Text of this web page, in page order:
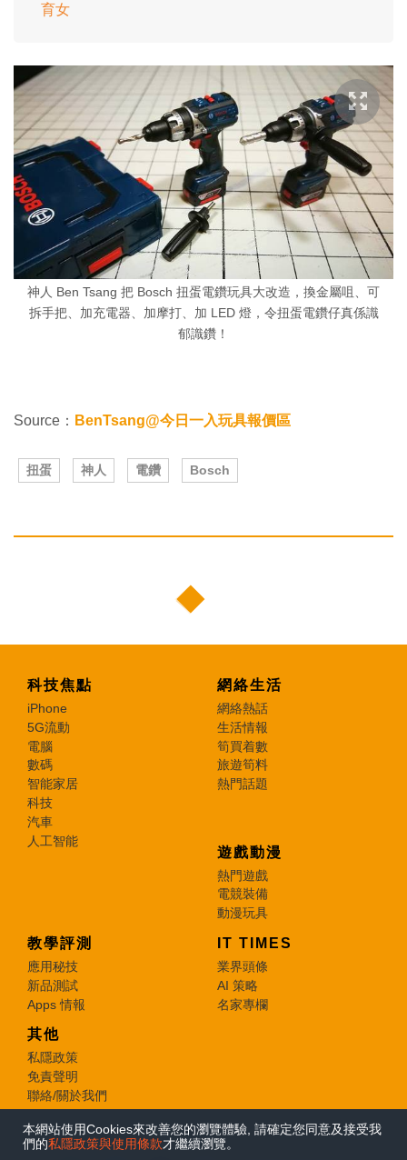
本網站使用Cookies來改善您的瀏覽體驗, 請確定您同意及接受我
們的私隱政策與使用條款才繼續瀏覽。
育女
神人 Ben Tsang 把 Bosch 扭蛋電鑽玩具大改造，換金屬咀、可
拆手把、加充電器、加摩打、加 LED 燈，令扭蛋電鑽仔真係識
郁識鑽！
Source： BenTsang@今日一入玩具報價區
扭蛋 神人 電鑽 Bosch
科技焦點
iPhone
5G流動
電腦
數碼
智能家居
科技
汽車
人工智能
網絡生活
網絡熱話
生活情報
筍買着數
旅遊筍料
熱門話題
遊戲動漫
熱門遊戲
電競裝備
動漫玩具
教學評測
應用秘技
新品測試
Apps 情報
IT TIMES
業界頭條
AI 策略
名家專欄
其他
私隱政策
免責聲明
聯絡/關於我們
© 2026 e-zone. All Rights Reserved.